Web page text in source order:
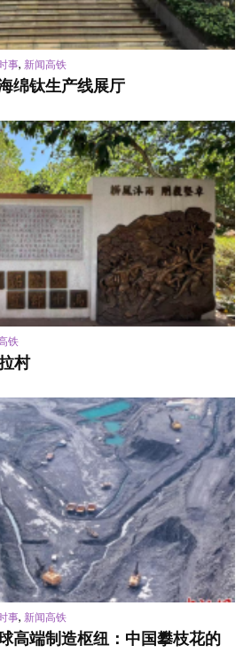
事, 新闻高铁
绵钛生产线展厅
铁
村
事, 新闻高铁
高端制造枢纽：中国攀枝花的